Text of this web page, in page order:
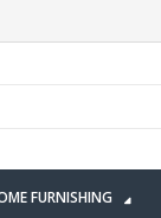
FURNISHING